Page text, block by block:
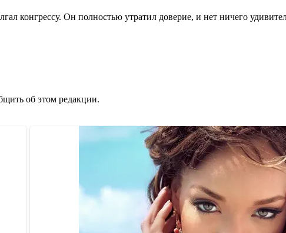
Он полностью утратил доверие, и нет ничего
об этом редакции.